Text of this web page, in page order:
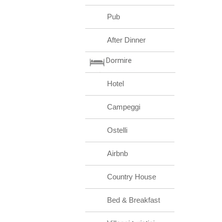
Pub
After Dinner
Dormire
Hotel
Campeggi
Ostelli
Airbnb
Country House
Bed & Breakfast